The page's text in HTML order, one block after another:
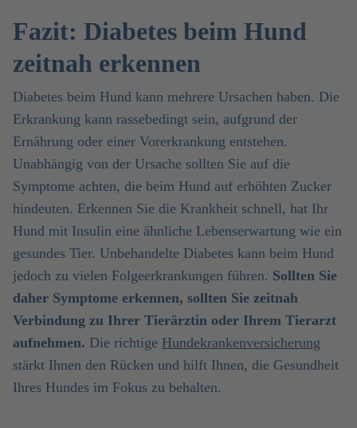
Fazit: Diabetes beim Hund
zeitnah erkennen
Diabetes beim Hund kann mehrere Ursachen haben. Die
Erkrankung kann rassebedingt sein, aufgrund der
Ernährung oder einer Vorerkrankung entstehen.
Unabhängig von der Ursache sollten Sie auf die
Symptome achten, die beim Hund auf erhöhten Zucker
hindeuten. Erkennen Sie die Krankheit schnell, hat Ihr
Hund mit Insulin eine ähnliche Lebenserwartung wie ein
gesundes Tier. Unbehandelte Diabetes kann beim Hund
jedoch zu vielen Folgeerkrankungen führen. Sollten Sie
daher Symptome erkennen, sollten Sie zeitnah
Verbindung zu Ihrer Tierärztin oder Ihrem Tierarzt
aufnehmen. Die richtige Hundekrankenversicherung
stärkt Ihnen den Rücken und hilft Ihnen, die Gesundheit
Ihres Hundes im Fokus zu behalten.